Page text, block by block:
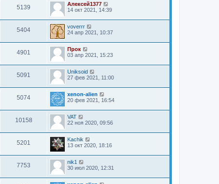
5139
Алексей1377
14 окт 2021, 14:39
5404
voverrr
24 апр 2021, 10:37
4901
Прок
03 апр 2021, 15:23
5091
Uniksoid
27 фев 2021, 11:00
5074
xenon-alien
20 фев 2021, 16:54
10158
VAT
22 ноя 2020, 09:56
5201
Kachik
13 окт 2020, 18:16
7753
nik1
30 июл 2020, 12:31